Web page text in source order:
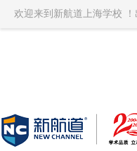
欢迎来到新航道上海学校